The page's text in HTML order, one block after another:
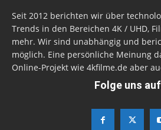
Seit 2012 berichten wir über
Trends in den Bereichen 4K / UHD,
mehr. Wir sind unabhängig und
möglich. Eine persönliche Meinung
Online-Projekt wie 4kfilme.de aber
Folge uns